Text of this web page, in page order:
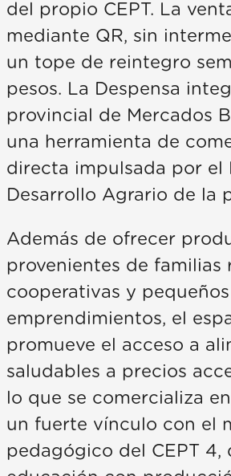
del propio CEPT. La
mediante QR, sin
un tope de reintegro
pesos. La Despensa
provincial de Mercados
una herramienta de
directa impulsada por el
Desarrollo Agrario de la
Además de ofrecer
provenientes de familias
cooperativas y pequeños
emprendimientos, el
promueve el acceso a
saludables a precios
lo que se comercializa
un fuerte vínculo con el
pedagógico del CEPT 4,